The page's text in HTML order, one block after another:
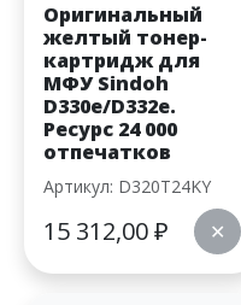
Оригинальный
желтый тонер-
картридж для
МФУ Sindoh
D330e/D332e.
Ресурс 24 000
отпечатков
Артикул: D320T24KY
15 312,00₽ ✕